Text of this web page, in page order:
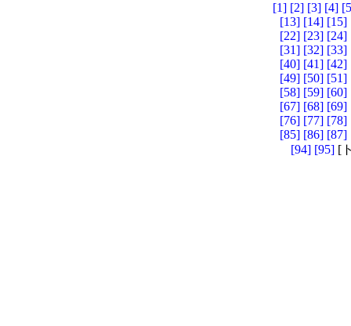
[1] [2] [3] [4]
[13] [14] [15]
[22] [23] [24]
[31] [32] [33]
[40] [41] [42]
[49] [50] [51]
[58] [59] [60]
[67] [68] [69]
[76] [77] [78]
[85] [86] [87]
[94] [95] [